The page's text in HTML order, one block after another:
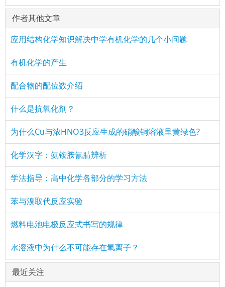
66666，感谢
(1325863256)
眉毛噢噢噢
作者其他文章
应用结构化学知识解决中学有机化学的几个小问题
有机化学的产生
配合物的配位数介绍
什么是抗氧化剂？
为什么Cu与浓HNO3反应生成的硝酸铜溶液呈黄绿色?
化学汉字：氨铵胺氰腈辨析
学法指导：高中化学各部分的学习方法
苯与溴取代反应实验
燃料电池电极反应式书写的规律
水溶液中为什么不可能存在氧离子？
最近关注